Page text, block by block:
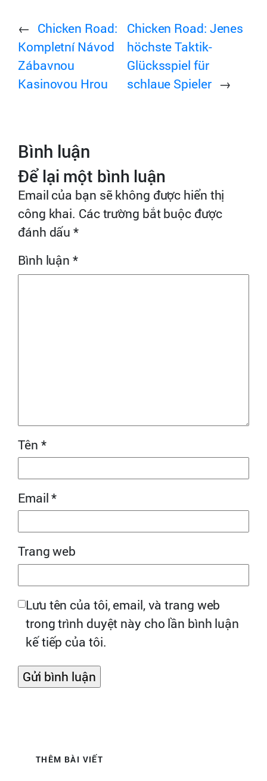
← Chicken Road:
Kompletní Návod
Zábavnou
Kasinovou Hrou
Chicken Road: Jenes
höchste Taktik-
Glücksspiel für
schlaue Spieler →
Bình luận
Để lại một bình luận
Email của bạn sẽ không được hiển thị
công khai. Các trường bắt buộc được
đánh dấu*
Bình luận*
Tên *
Email*
Trang web
Lưu tên của tôi, email, và trang web
trong trình duyệt này cho lần bình luận
kế tiếp của tôi.
THÊM BÀI VIẾT